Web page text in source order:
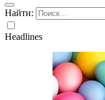
Найти:
Headlines